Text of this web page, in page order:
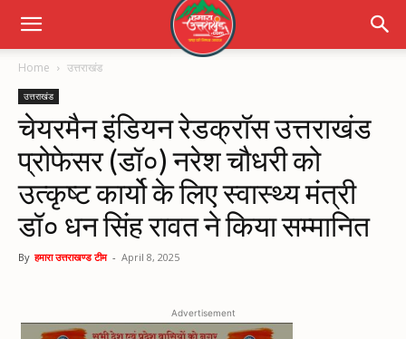
Home उत्तराखंड
उत्तराखंड
चेयरमैन इंडियन रेडक्रॉस उत्तराखंड
प्रोफेसर (डॉ०) नरेश चौधरी को
उत्कृष्ट कार्यो के लिए स्वास्थ्य मंत्री
डॉ० धन सिंह रावत ने किया सम्मानित
By हमारा उत्तराखण्ड टीम - April 8, 2025
Advertisement